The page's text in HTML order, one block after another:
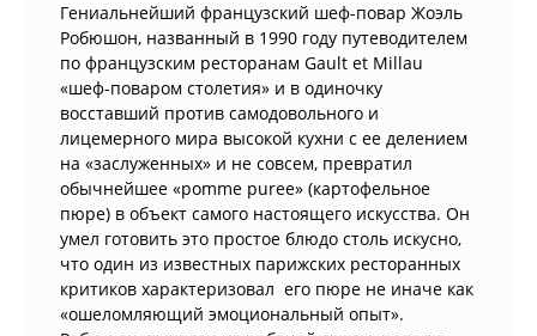
Гениальнейший французский шеф-повар Жоэль
Робюшон, названный в 1990 году путеводителем
по французским ресторанам Gault et Millau
«шеф-поваром столетия» и в одиночку
восставший против самодовольного и
лицемерного мира высокой кухни с ее делением
на «заслуженных» и не совсем, превратил
обычнейшее «pomme puree» (картофельное
пюре) в объект самого настоящего искусства. Он
умел готовить это простое блюдо столь искусно,
что один из известных парижских ресторанных
критиков характеризовал его пюре не иначе как
«ошеломляющий эмоциональный опыт».